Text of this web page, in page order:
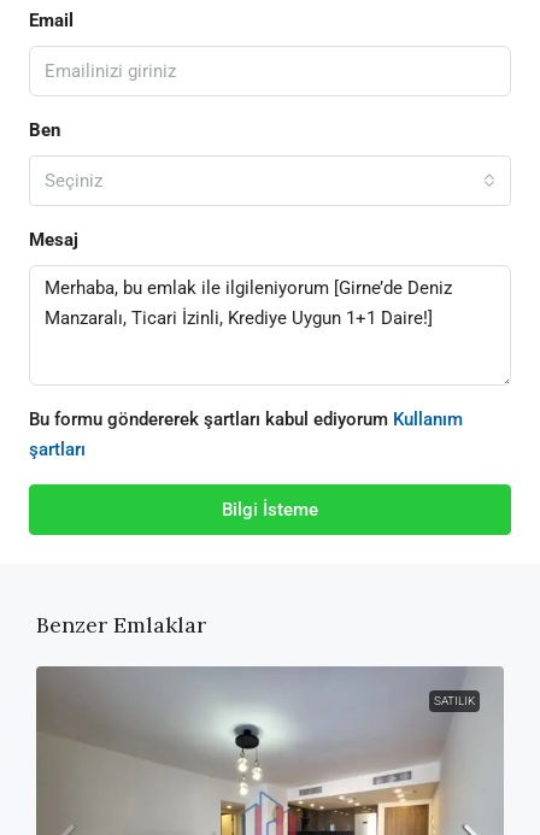
Email
Ben
Seçiniz
Mesaj
Bu formu göndererek şartları kabul ediyorum Kullanım
şartları
Bilgi İsteme
Benzer Emlaklar
SATILIK